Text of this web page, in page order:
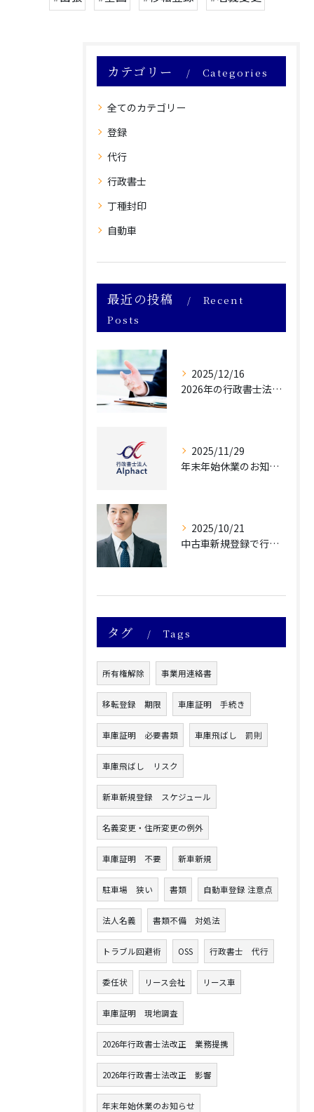
カテゴリー Categories
全てのカテゴリー
登録
代行
行政書士
丁種封印
自動車
最近の投稿
Recent
Posts
2025/12/16
2026年の行政書士法改正によって自動車業界が受ける影響について
2025/11/29
年末年始休業のお知らせ
2025/10/21
中古車新規登録で行政書士に依頼すべき理由5選 専門家のサポートで手続きをスムーズにするメリットを解説
タグ Tags
所有権解除 事業用連絡書
移転登録 期限 車庫証明 手続き
車庫証明 必要書類 車庫飛ばし 罰則
車庫飛ばし リスク
新車新規登録 スケジュール
名義変更・住所変更の例外
車庫証明 不要 新車新規
駐車場 狭い 書類 自動車登録 注意点
法人名義 書類不備 対処法
トラブル回避術 OSS 行政書士 代行
委任状 リース会社 リース車
車庫証明 現地調査
2026年行政書士法改正 業務提携
2026年行政書士法改正 影響
年末年始休業のお知らせ